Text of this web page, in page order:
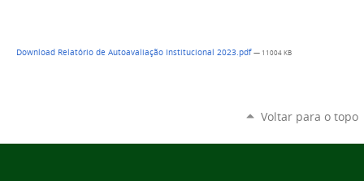
Download Relatório de Autoavaliação Institucional 2023.pdf— 11004 KB
Voltar para o topo